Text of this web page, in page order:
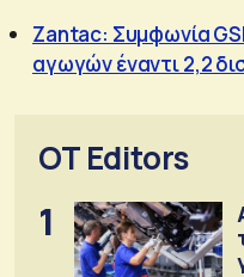
Zantac: Συμφωνία
αγωγών έναντι 2,2
OT Editors
1